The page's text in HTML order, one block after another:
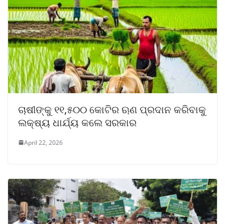
ଚାଷୀଙ୍କୁ ୧୧,୫୦୦ କୋଟିର ଋଣ ପ୍ରଦାନ କରିବାକୁ
ଲକ୍ଷ୍ୟ ଧାର୍ଯ୍ୟ କଲେ ସରକାର
April 22, 2026